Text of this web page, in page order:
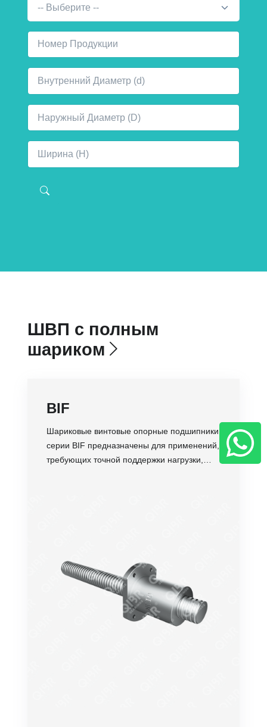
-- Выберите --
ШВП с полным
шариком
BIF
Шариковые винтовые опорные подшипники
серии BIF предназначены для применений,
требующих точной поддержки нагрузки,